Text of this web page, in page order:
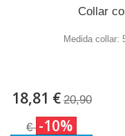
Collar
Medida collar:
18,81 € 20,90
€ -10%